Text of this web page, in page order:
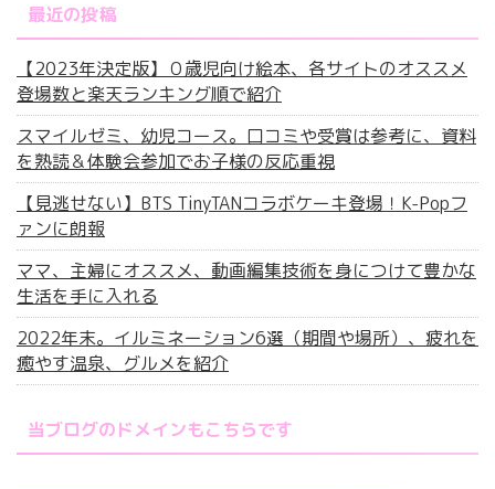
最近の投稿
【2023年決定版】０歳児向け絵本、各サイトのオススメ
登場数と楽天ランキング順で紹介
スマイルゼミ、幼児コース。口コミや受賞は参考に、資料
を熟読＆体験会参加でお子様の反応重視
【見逃せない】BTS TinyTANコラボケーキ登場！K-Popフ
ァンに朗報
ママ、主婦にオススメ、動画編集技術を身につけて豊かな
生活を手に入れる
2022年末。イルミネーション6選（期間や場所）、疲れを
癒やす温泉、グルメを紹介
当ブログのドメインもこちらです